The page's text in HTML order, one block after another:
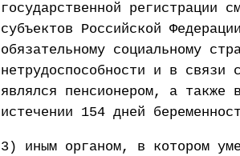
государственной регистрации
субъектов Российской
обязательному социальному
нетрудоспособности и в
являлся пенсионером, а также
истечении 154 дней
3) иным органом, в котором